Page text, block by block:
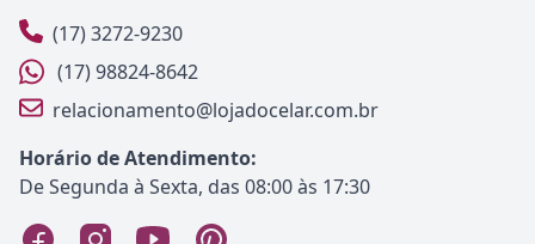
(17) 3272-9230
(17) 98824-8642
relacionamento@lojadocelar.com.br
Horário de Atendimento:
De Segunda à Sexta, das 08:00 às 17:30